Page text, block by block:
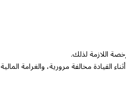
اللازمة لذلك.
مخالفة مرورية، والغرامة المالية